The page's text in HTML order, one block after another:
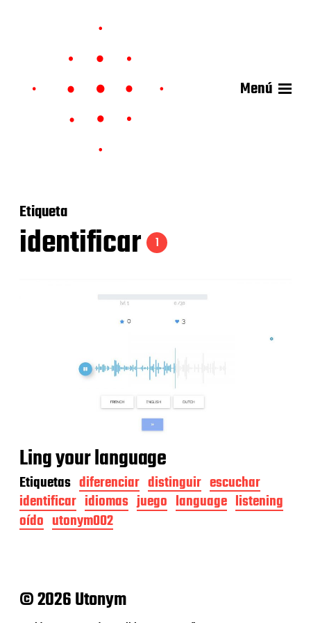
Menú
Etiqueta
identificar 1
Ling your language
Etiquetas diferenciar distinguir escuchar
identificar idiomas juego language listening
oído utonym002
© 2026 Utonym